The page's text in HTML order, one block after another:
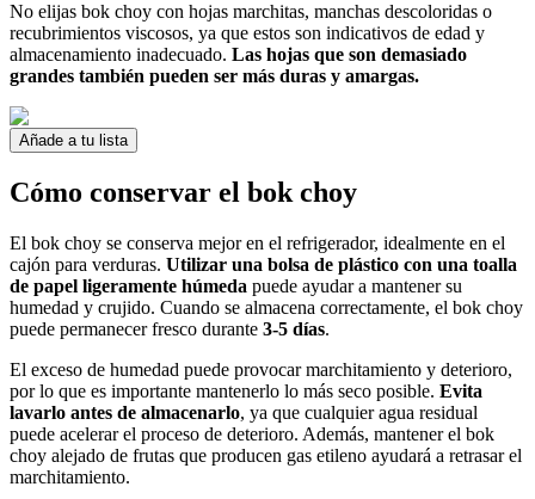
No elijas bok choy con hojas marchitas, manchas descoloridas o
recubrimientos viscosos, ya que estos son indicativos de edad y
almacenamiento inadecuado. Las hojas que son demasiado
grandes también pueden ser más duras y amargas.
Añade a tu lista
Cómo conservar el bok choy
El bok choy se conserva mejor en el refrigerador, idealmente en el
cajón para verduras. Utilizar una bolsa de plástico con una toalla
de papel ligeramente húmeda puede ayudar a mantener su
humedad y crujido. Cuando se almacena correctamente, el bok choy
puede permanecer fresco durante 3-5 días.
El exceso de humedad puede provocar marchitamiento y deterioro,
por lo que es importante mantenerlo lo más seco posible. Evita
lavarlo antes de almacenarlo, ya que cualquier agua residual
puede acelerar el proceso de deterioro. Además, mantener el bok
choy alejado de frutas que producen gas etileno ayudará a retrasar el
marchitamiento.